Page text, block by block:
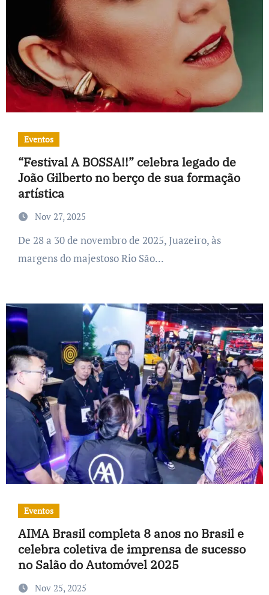
Eventos
“Festival A BOSSA!!” celebra legado de
João Gilberto no berço de sua formação
artística
Nov 27, 2025
De 28 a 30 de novembro de 2025, Juazeiro, às
margens do majestoso Rio São...
Eventos
AIMA Brasil completa 8 anos no Brasil e
celebra coletiva de imprensa de sucesso
no Salão do Automóvel 2025
Nov 25, 2025